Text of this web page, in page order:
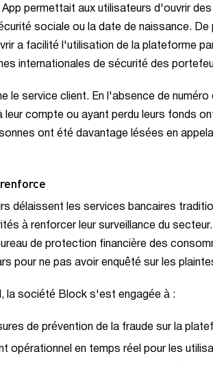
App permettait aux utilisateurs d'ouvrir
sociale ou la date de naissance.
a facilité l'utilisation de la plateforme
internationales de sécurité des
le service client. En l'absence de
compte ou ayant perdu leurs fonds
ont été davantage lésées en
délaissent les services bancaires
à renforcer leur surveillance du
de protection financière des
pour ne pas avoir enquêté sur les
la société Block s'est engagée à :
de prévention de la fraude sur la
opérationnel en temps réel pour les